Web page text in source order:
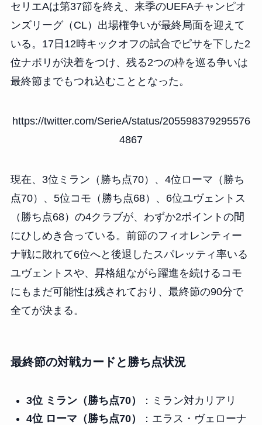
セリエAは第37節を終え、来季のUEFAチャンピオ
ンズリーグ（CL）出場権争いが最終局面を迎えて
いる。17日12時キックオフの試合でピサを下した2
位ナポリが決着をつけ、残る2つの枠を巡る争いは
最終節までもつれ込むこととなった。
https://twitter.com/SerieA/status/205598379295576
4867
現在、3位ミラン（勝ち点70）、4位ローマ（勝ち
点70）、5位コモ（勝ち点68）、6位ユヴェントス
（勝ち点68）の4クラブが、わずか2ポイントの間
にひしめき合っている。前節のフィオレンティー
ナ戦に敗れて6位へと後退したスパレッティ率いる
ユヴェントスや、昇格組ながら躍進を続けるコモ
にもまだ可能性は残されており、最終節の90分で
全てが決まる。
最終節の対戦カードと勝ち点状況
3位 ミラン（勝ち点70）
：ミラン対カリアリ
4位 ローマ（勝ち点70）
：エラス・ヴェローナ